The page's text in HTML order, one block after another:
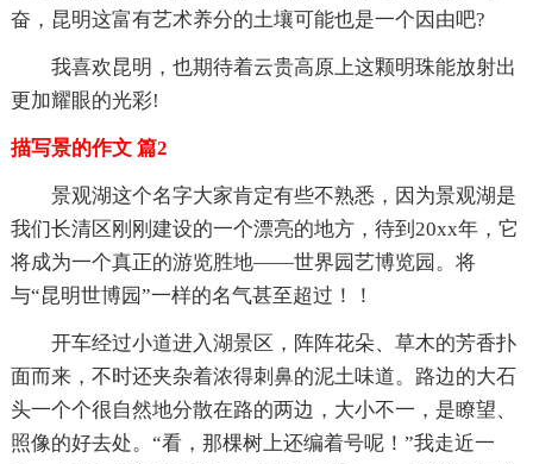
奋，昆明这富有艺术养分的土壤可能也是一个因由吧?
我喜欢昆明，也期待着云贵高原上这颗明珠能放射出
更加耀眼的光彩!
描写景的作文 篇2
景观湖这个名字大家肯定有些不熟悉，因为景观湖是
我们长清区刚刚建设的一个漂亮的地方，待到20xx年，它
将成为一个真正的游览胜地——世界园艺博览园。将
与“昆明世博园”一样的名气甚至超过！！
开车经过小道进入湖景区，阵阵花朵、草木的芳香扑
面而来，不时还夹杂着浓得刺鼻的泥土味道。路边的大石
头一个个很自然地分散在路的两边，大小不一，是瞭望、
照像的好去处。“看，那棵树上还编着号呢！”我走近一